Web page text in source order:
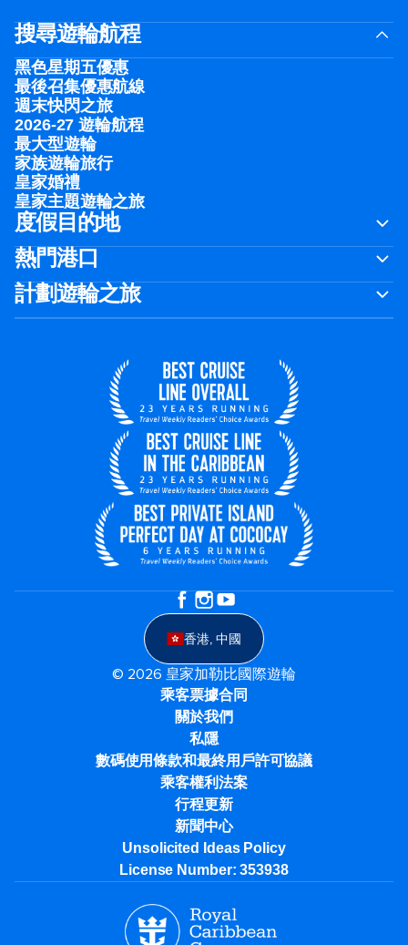
搜尋遊輪航程
黑色星期五優惠
最後召集優惠航線
週末快閃之旅
2026-27 遊輪航程
最大型遊輪
家族遊輪旅行
皇家婚禮
皇家主題遊輪之旅
度假目的地
熱門港口
計劃遊輪之旅
香港, 中國
© 2026 皇家加勒比國際遊輪
乘客票據合同
關於我們
私隱
數碼使用條款和最終用戶許可協議
乘客權利法案
行程更新
新聞中心
Unsolicited Ideas Policy
License Number: 353938